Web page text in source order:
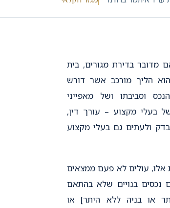
מדובר בדירת מגורים, בית
הליך מורכב אשר דורש
וסביבתו ושל מאפייני
בעלי מקצוע – עורך דין,
ולעתים גם בעלי מקצוע
אלו, עולים לא פעם ממצאים
נכסים בנויים שלא בהתאם
או בניה ללא היתר] או